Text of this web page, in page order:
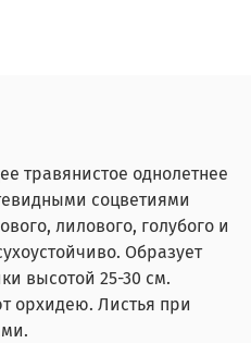
травянистое однолетнее
соцветиями
лилового, голубого и
Образует
высотой 25-30 см.
орхидею. Листья при